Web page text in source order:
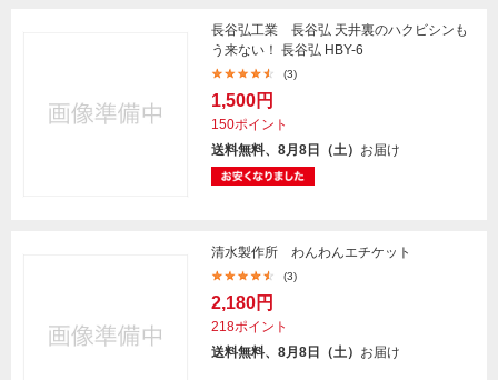
長谷弘工業 長谷弘 天井裏のハクビシンも
う来ない！ 長谷弘 HBY-6
(3)
1,500円
150ポイント
送料無料、8月8日（土） お届け
清水製作所 わんわんエチケット
(3)
2,180円
218ポイント
送料無料、8月8日（土） お届け